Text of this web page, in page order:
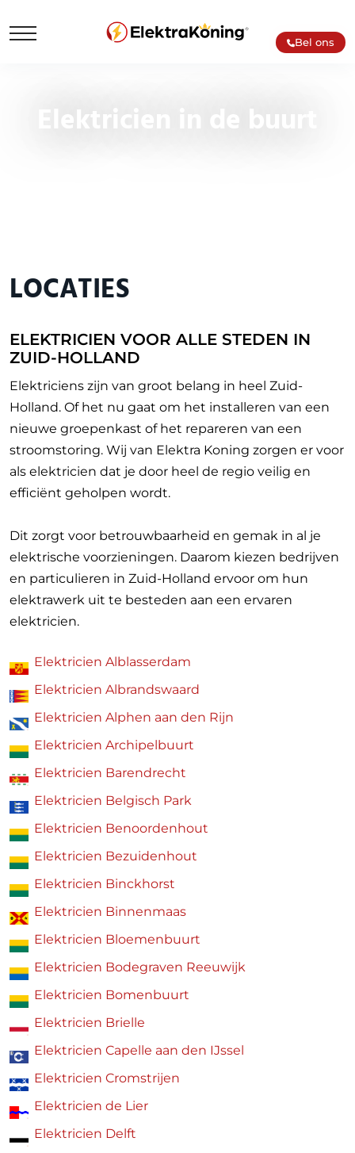
Bel ons
LOCATIES
ELEKTRICIEN VOOR ALLE STEDEN IN
ZUID-HOLLAND
Elektriciens zijn van groot belang in heel Zuid-
Holland. Of het nu gaat om het installeren van een
nieuwe groepenkast of het repareren van een
stroomstoring. Wij van Elektra Koning zorgen er voor
als elektricien dat je door heel de regio veilig en
efficiënt geholpen wordt.
Dit zorgt voor betrouwbaarheid en gemak in al je
elektrische voorzieningen. Daarom kiezen bedrijven
en particulieren in Zuid-Holland ervoor om hun
elektrawerk uit te besteden aan een ervaren
elektricien.
Elektricien Alblasserdam
Elektricien Albrandswaard
Elektricien Alphen aan den Rijn
Elektricien Archipelbuurt
Elektricien Barendrecht
Elektricien Belgisch Park
Elektricien Benoordenhout
Elektricien Bezuidenhout
Elektricien Binckhorst
Elektricien Binnenmaas
Elektricien Bloemenbuurt
Elektricien Bodegraven Reeuwijk
Elektricien Bomenbuurt
Elektricien Brielle
Elektricien Capelle aan den IJssel
Elektricien Cromstrijen
Elektricien de Lier
Elektricien Delft